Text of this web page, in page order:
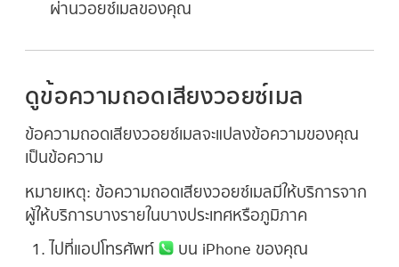
ผ่านวอยซ์เมลของคุณ
ดูข้อความถอดเสียงวอยซ์เมล
ข้อความถอดเสียงวอยซ์เมลจะแปลงข้อความของคุณ
เป็นข้อความ
หมายเหตุ: ข้อความถอดเสียงวอยซ์เมลมีให้บริการจาก
ผู้ให้บริการบางรายในบางประเทศหรือภูมิภาค
ไปที่แอปโทรศัพท์ บน iPhone ของคุณ